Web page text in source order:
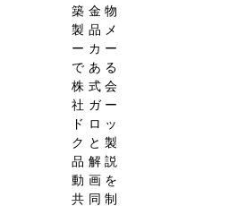
築金物
製品メ
ーカー
である
株式会
社ガー
ドロッ
クと製
品解説
動画を
共同制